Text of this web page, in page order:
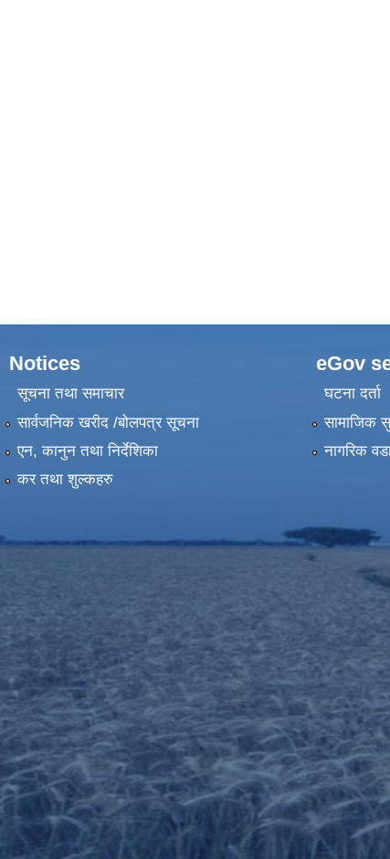
Notices
सूचना तथा समाचार
सार्वजनिक खरीद /बोलपत्र सूचना
एन, कानुन तथा निर्देशिका
कर तथा शुल्कहरु
eGov
घटना दर्ता
सामाजिक
नागरिक